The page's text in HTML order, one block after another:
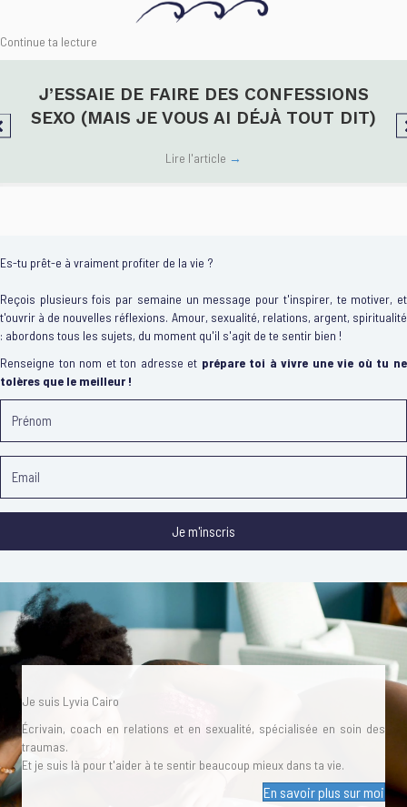
Continue ta lecture
J’ESSAIE DE FAIRE DES CONFESSIONS
SEXO (MAIS JE VOUS AI DÉJÀ TOUT DIT)
Lire l'article →
Es-tu prêt-e à vraiment profiter de la vie ?
Reçois plusieurs fois par semaine un message pour t'inspirer, te motiver, et
t'ouvrir à de nouvelles réflexions. Amour, sexualité, relations, argent, spiritualité
: abordons tous les sujets, du moment qu'il s'agit de te sentir bien !
Renseigne ton nom et ton adresse et prépare toi à vivre une vie où tu ne
tolères que le meilleur !
Je m'inscris
Je suis Lyvia Cairo
Écrivain, coach en relations et en sexualité, spécialisée en soin des
traumas.
Et je suis là pour t'aider à te sentir beaucoup mieux dans ta vie.
En savoir plus sur moi